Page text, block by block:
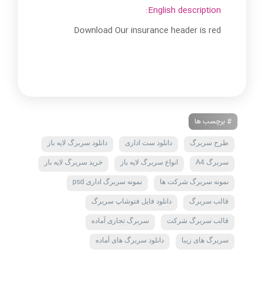
English description:
Download Our insurance header is red
# برچسب ها
طرح سربرگ دانلود ست اداری دانلود سربرگ لایه باز
سربرگ A4 انواع سربرگ لایه باز خرید سربرگ لایه باز
نمونه سربرگ شرکت ها نمونه سربرگ اداری psd
قالب سربرگ دانلود فایل فتوشاپ سربرگ
قالب سربرگ شرکت سربرگ تجاری آماده
سربرگ های زیبا دانلود سربرگ های آماده